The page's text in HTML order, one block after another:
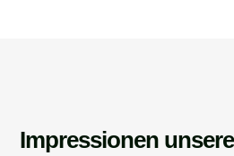
Impressionen